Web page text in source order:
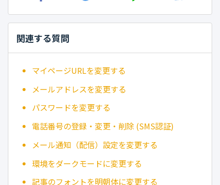
関連する質問
マイページURLを変更する
メールアドレスを変更する
パスワードを変更する
電話番号の登録・変更・削除 (SMS認証)
メール通知（配信）設定を変更する
環境をダークモードに変更する
記事のフォントを明朝体に変更する